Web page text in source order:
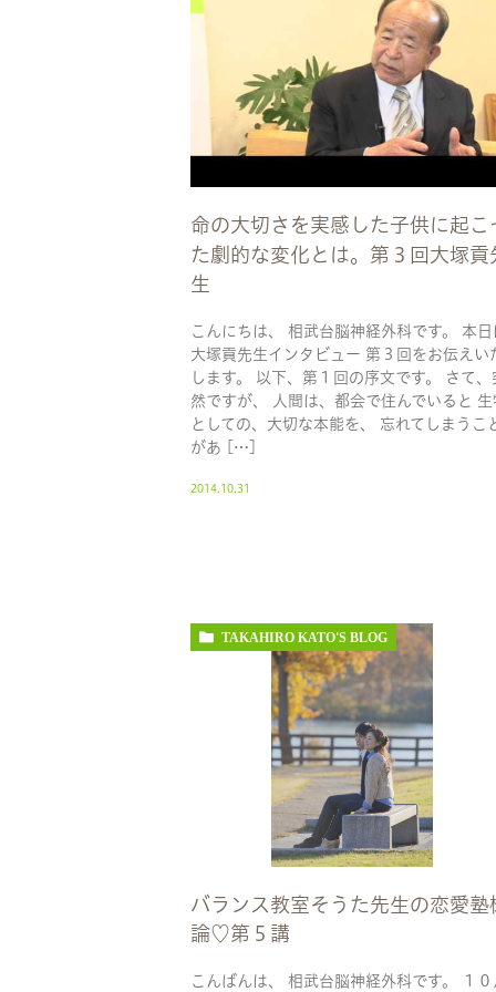
命の大切さを実感した子供に起こ
た劇的な変化とは。第３回大塚貢
生
こんにちは、 相武台脳神経外科です。 本日
大塚貢先生インタビュー 第３回をお伝えい
します。 以下、第１回の序文です。 さて、
然ですが、 人間は、都会で住んでいると 生
としての、大切な本能を、 忘れてしまうこ
があ […]
2014.10.31
TAKAHIRO KATO'S BLOG
バランス教室そうた先生の恋愛塾
論♡第５講
こんばんは、 相武台脳神経外科です。 １０